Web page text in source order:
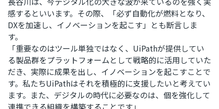
感するといいます。その際、「必ず自動化が燃料となり、
DXを加速し、イノベーションを起こす」とも断言しま
す。
「重要なのはツール単独ではなく、UiPathが提供してい
る製品群をプラットフォームとして戦略的に活用していた
だき、実際に成果を出し、イノベーションを起こすことで
す。私たちUiPathはそれを積極的に支援したいと考えてい
ます。また、デジタルの時代に必要なのは、個を強化して